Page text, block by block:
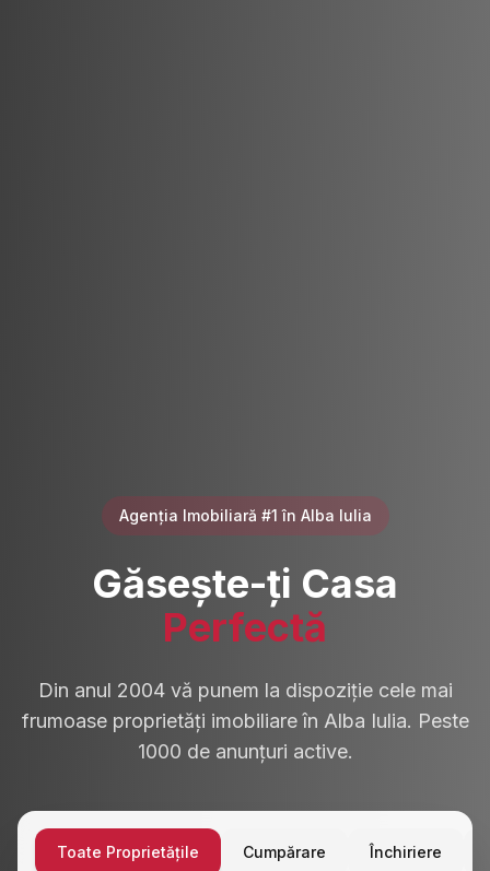
Agenția Imobiliară #1 în Alba Iulia
Găsește-ți Casa
Perfectă
Din anul 2004 vă punem la dispoziție cele mai
frumoase proprietăți imobiliare în Alba Iulia. Peste
1000 de anunțuri active.
Toate Proprietățile Cumpărare Închiriere